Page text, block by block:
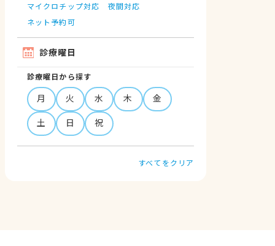
マイクロチップ対応
夜間対応
ネット予約可
診療曜日
診療曜日から探す
月 火 水 木
金
土
日 祝
すべてをクリア